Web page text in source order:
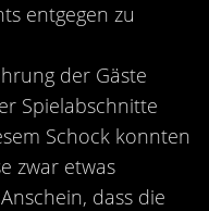
entgegen zu
der Gäste
Spielabschnitte
Schock konnten
zwar etwas
dass die